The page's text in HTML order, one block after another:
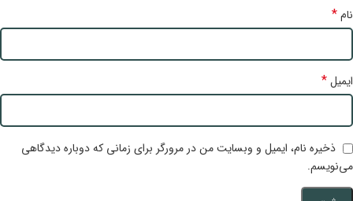
نام*
ایمیل*
ذخیره نام، ایمیل و وبسایت من در مرورگر برای زمانی که دوباره دیدگاهی
می‌نویسم.